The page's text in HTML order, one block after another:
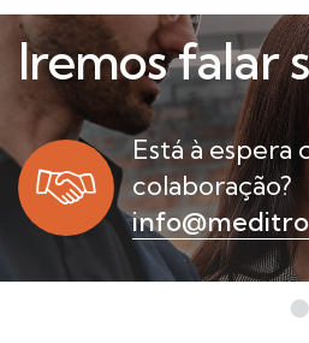
Iremos falar
Está à espera
colaboração?